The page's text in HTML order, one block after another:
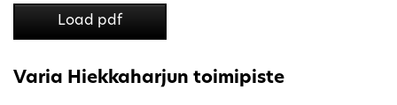
Load pdf
Varia Hiekkaharjun toimipiste